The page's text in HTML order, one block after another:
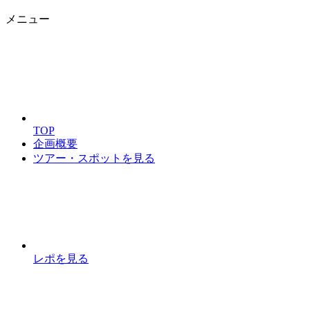
メニュー
TOP
企画概要
ツアー・スポットを見る
レポを見る